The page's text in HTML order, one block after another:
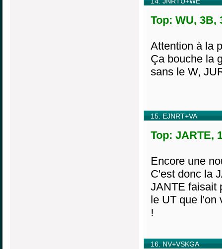
Top: WU, 3B,
Attention à la
Ça bouche la
sans le W,
15. EJNRT+VA
Top: JARTE,
Encore une
C'est donc la
JANTE faisait
le UT que l'on
!
16. NV+VSKGA